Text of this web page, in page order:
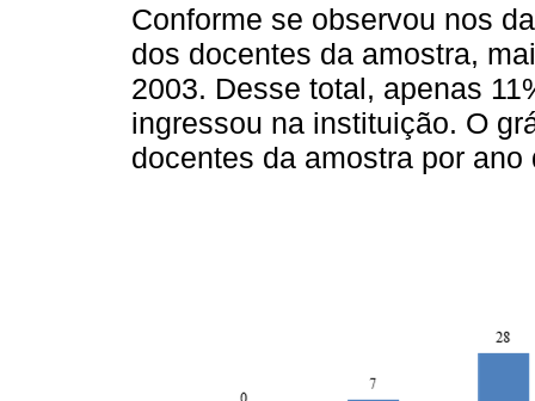
Conforme se observou nos
dos docentes da amostra,
2003. Desse total, apenas
ingressou na instituição. O
docentes da amostra por